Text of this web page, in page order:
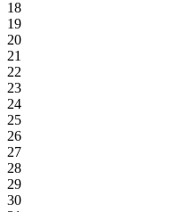
18
19
20
21
22
23
24
25
26
27
28
29
30